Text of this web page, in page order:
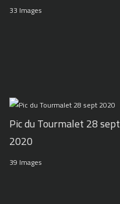
33 Images
Pic du Tourmalet 28 sept
2020
39 Images